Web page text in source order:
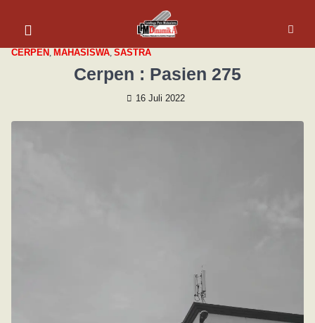
CERPEN, MAHASISWA, SASTRA
Cerpen : Pasien 275
16 Juli 2022